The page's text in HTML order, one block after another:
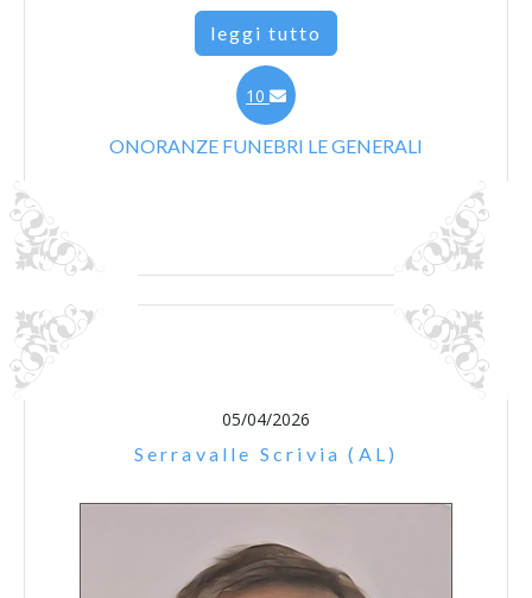
leggi tutto
10
ONORANZE FUNEBRI LE GENERALI
05/04/2026
Serravalle Scrivia (AL)